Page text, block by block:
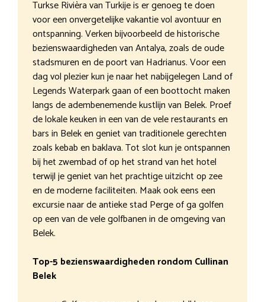
Turkse Rivièra van Turkije is er genoeg te doen
voor een onvergetelijke vakantie vol avontuur en
ontspanning. Verken bijvoorbeeld de historische
bezienswaardigheden van Antalya, zoals de oude
stadsmuren en de poort van Hadrianus. Voor een
dag vol plezier kun je naar het nabijgelegen Land of
Legends Waterpark gaan of een boottocht maken
langs de adembenemende kustlijn van Belek. Proef
de lokale keuken in een van de vele restaurants en
bars in Belek en geniet van traditionele gerechten
zoals kebab en baklava. Tot slot kun je ontspannen
bij het zwembad of op het strand van het hotel
terwijl je geniet van het prachtige uitzicht op zee
en de moderne faciliteiten. Maak ook eens een
excursie naar de antieke stad Perge of ga golfen
op een van de vele golfbanen in de omgeving van
Belek.
Top-5 bezienswaardigheden rondom Cullinan
Belek